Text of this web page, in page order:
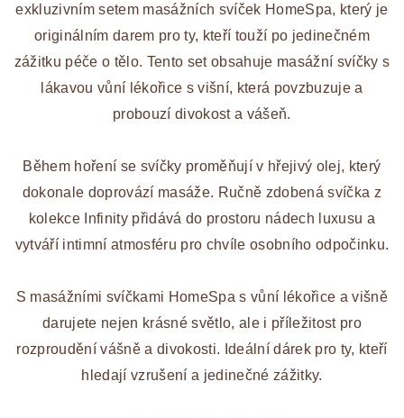
exkluzivním setem masážních svíček HomeSpa, který je
originálním darem pro ty, kteří touží po jedinečném
zážitku péče o tělo. Tento set obsahuje masážní svíčky s
lákavou vůní lékořice s višní, která povzbuzuje a
probouzí divokost a vášeň.
Během hoření se svíčky proměňují v hřejivý olej, který
dokonale doprovází masáže. Ručně zdobená svíčka z
kolekce Infinity přidává do prostoru nádech luxusu a
vytváří intimní atmosféru pro chvíle osobního odpočinku.
S masážními svíčkami HomeSpa s vůní lékořice a višně
darujete nejen krásné světlo, ale i příležitost pro
rozproudění vášně a divokosti. Ideální dárek pro ty, kteří
hledají vzrušení a jedinečné zážitky.